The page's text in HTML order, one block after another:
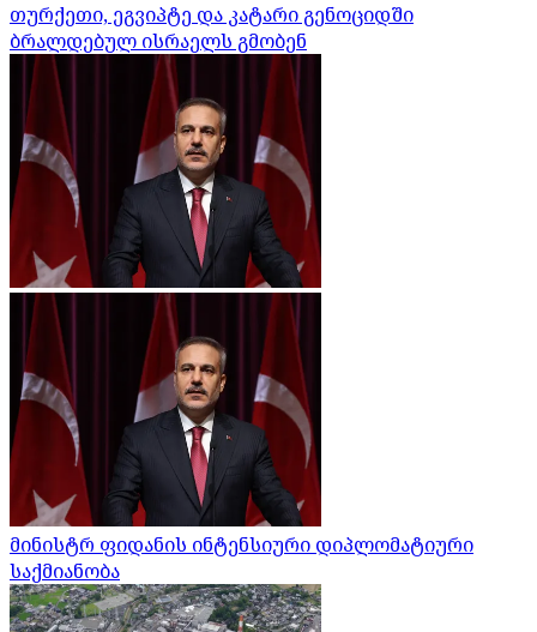
თურქეთი, ეგვიპტე და კატარი გენოციდში
ბრალდებულ ისრაელს გმობენ
მინისტრ ფიდანის ინტენსიური დიპლომატიური
საქმიანობა